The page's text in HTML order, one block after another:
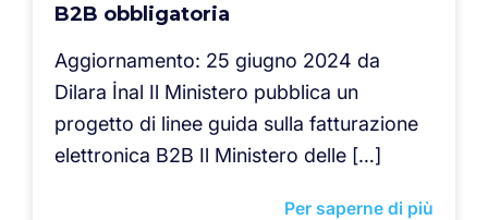
B2B obbligatoria
Aggiornamento: 25 giugno 2024 da
Dilara İnal Il Ministero pubblica un
progetto di linee guida sulla fatturazione
elettronica B2B Il Ministero delle […]
Per saperne di più